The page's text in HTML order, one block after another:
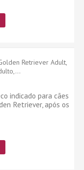
Retriever Adult,
indicado para cães
Retriever, após os